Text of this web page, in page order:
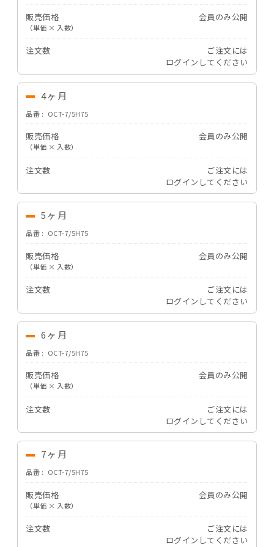
販売価格
（単価 × 入数）
会員のみ公開
注文数
ご注文には
ログイン してください
4ヶ月
品番 OCT-7/5H75
販売価格
（単価 × 入数）
会員のみ公開
注文数
ご注文には
ログイン してください
5ヶ月
品番 OCT-7/5H75
販売価格
（単価 × 入数）
会員のみ公開
注文数
ご注文には
ログイン してください
6ヶ月
品番 OCT-7/5H75
販売価格
（単価 × 入数）
会員のみ公開
注文数
ご注文には
ログイン してください
7ヶ月
品番 OCT-7/5H75
販売価格
（単価 × 入数）
会員のみ公開
注文数
ご注文には
ログイン してください